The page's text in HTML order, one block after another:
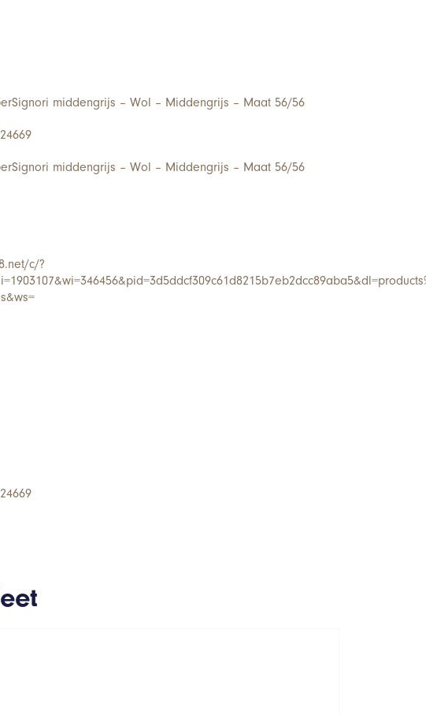
middengrijs – Wol – Middengrijs – Maat 56/56
middengrijs – Wol – Middengrijs – Maat 56/56
c/?